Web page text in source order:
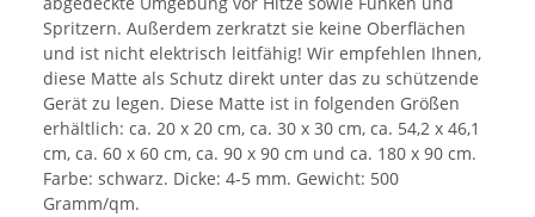
Spritzern. Außerdem zerkratzt sie keine Oberflächen
und ist nicht elektrisch leitfähig! Wir empfehlen Ihnen,
diese Matte als Schutz direkt unter das zu schützende
Gerät zu legen. Diese Matte ist in folgenden Größen
erhältlich: ca. 20 x 20 cm, ca. 30 x 30 cm, ca. 54,2 x 46,1
cm, ca. 60 x 60 cm, ca. 90 x 90 cm und ca. 180 x 90 cm.
Farbe: schwarz. Dicke: 4-5 mm. Gewicht: 500
Gramm/qm.